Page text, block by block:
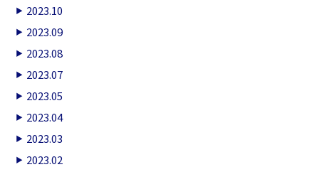
2023.10
2023.09
2023.08
2023.07
2023.05
2023.04
2023.03
2023.02